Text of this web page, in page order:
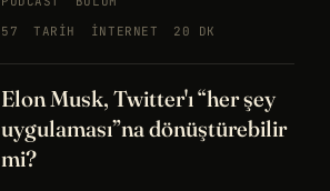
57
TARIH İNTERNET 20 DK
Elon Musk, Twitter'ı “her şey
uygulaması”na dönüştürebilir
mi?